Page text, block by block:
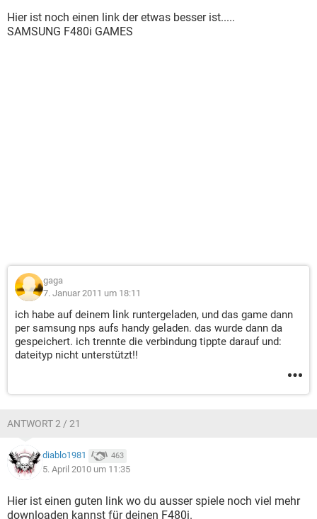
Hier ist noch einen link der etwas besser ist.....
SAMSUNG F480i GAMES
gaga
7. Januar 2011 um 18:11
ich habe auf deinem link runtergeladen, und das game dann
per samsung nps aufs handy geladen. das wurde dann da
gespeichert. ich trennte die verbindung tippte darauf und:
dateityp nicht unterstützt!!
ANTWORT 2 / 21
diablo1981 463
5. April 2010 um 11:35
Hier ist einen guten link wo du ausser spiele noch viel mehr
downloaden kannst für deinen F480i.